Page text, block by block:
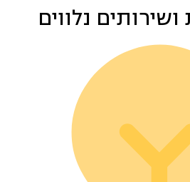
ושירותים נלווים